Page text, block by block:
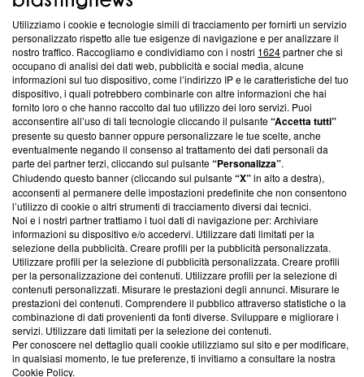
Questa sezione offre informazioni trasparenti su Blasting
News, sui nostri processi editoriali e su come ci impegniamo a
creare news di qualità. Inoltre, afferma la nostra aderenza a
‘Trust Project - News with Integrity’Blasting News non è
ancora membro del programma, ma ha richiesto di farne
parte; Trust Project non ha ancora effettuato una verifica di
conformità agli standard.
Su di noi
Team editoriale
Corporate
Redazione
Informativa Privacy
Cookie Policy
Blasting SA, IDI CHE-247.845.224, Via Carlo Frasca, 3 - 6900
Lugano (Svizzera) Tel:+39 0690258937
Utilizziamo i cookie e tecnologie simili di tracciamento per fornirti un servizio
personalizzato rispetto alle tue esigenze di navigazione e per analizzare il
nostro traffico. Raccogliamo e condividiamo con i nostri 1624partner che si
occupano di analisi dei dati web, pubblicità e social media, alcune
informazioni sul tuo dispositivo, come l’indirizzo IP e le caratteristiche del tuo
dispositivo, i quali potrebbero combinarle con altre informazioni che hai
fornito loro o che hanno raccolto dal tuo utilizzo dei loro servizi. Puoi
acconsentire all’uso di tali tecnologie cliccando il pulsante“Accetta tutti”
presente su questo banner oppure personalizzare le tue scelte, anche
eventualmente negando il consenso al trattamento dei dati personali da
parte dei partner terzi, cliccando sul pulsante“Personalizza”.
Chiudendo questo banner (cliccando sul pulsante“X”in alto a destra),
acconsenti al permanere delle impostazioni predefinite che non consentono
l’utilizzo di cookie o altri strumenti di tracciamento diversi dai tecnici.
Noi e i nostri partner trattiamo i tuoi dati di navigazione per: Archiviare
informazioni su dispositivo e/o accedervi. Utilizzare dati limitati per la
selezione della pubblicità. Creare profili per la pubblicità personalizzata.
Utilizzare profili per la selezione di pubblicità personalizzata. Creare profili
per la personalizzazione dei contenuti. Utilizzare profili per la selezione di
contenuti personalizzati. Misurare le prestazioni degli annunci. Misurare le
prestazioni dei contenuti. Comprendere il pubblico attraverso statistiche o la
combinazione di dati provenienti da fonti diverse. Sviluppare e migliorare i
servizi. Utilizzare dati limitati per la selezione dei contenuti.
Per conoscere nel dettaglio quali cookie utilizziamo sul sito e per modificare,
in qualsiasi momento, le tue preferenze, ti invitiamo a consultare la nostra
Cookie Policy.